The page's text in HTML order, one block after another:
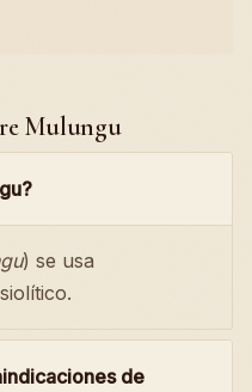
Mulungu
) se usa
de